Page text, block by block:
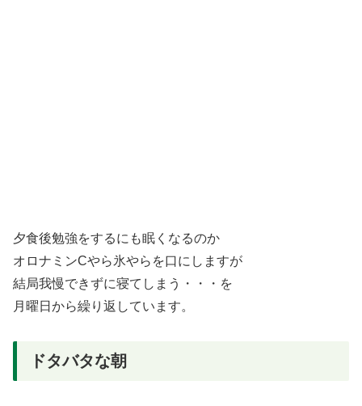
夕食後勉強をするにも眠くなるのか
オロナミンCやら氷やらを口にしますが
結局我慢できずに寝てしまう・・・を
月曜日から繰り返しています。
ドタバタな朝